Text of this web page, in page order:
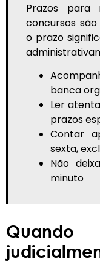
Prazos para
concursos
o prazo
banca
Ler
prazos
Contar
sexta,
Não
minuto